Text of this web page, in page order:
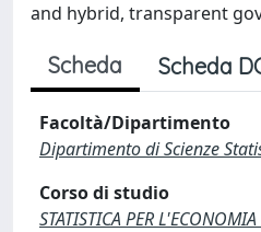
and hybrid, transparent
Scheda Scheda
Facoltà/Dipartimento
Dipartimento di Scienze
Corso di studio
STATISTICA PER